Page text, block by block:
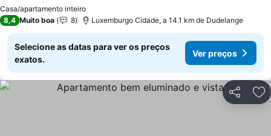
Casa/apartamento inteiro
8,4 Muito boa 8 Luxemburgo Cidade, a 14.1 km de Dudelange
Selecione as datas para ver os preços
exatos.
Ver preços
Partilhar